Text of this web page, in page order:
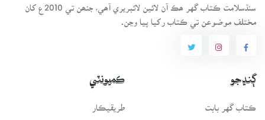
سنڌسلامت ڪتاب گهر ھڪ آن لائين لائبريري آھي، جنھن تي 2010ع کان
مختلف موضوعن تي ڪتاب رکيا پيا وڃن.
ڳنڍجو
ڪتاب گهر بابت
ڪميونٽي
طريقيڪار